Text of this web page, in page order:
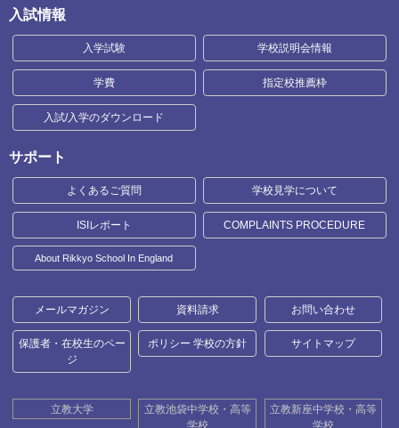
入試情報
入学試験 学校説明会情報
学費 指定校推薦枠
入試/入学のダウンロード
サポート
よくあるご質問 学校見学について
ISIレポート COMPLAINTS PROCEDURE
About Rikkyo School In England
メールマガジン 資料請求 お問い合わせ
保護者・在校生のペー
ジ
ポリシー 学校の方針 サイトマップ
立教大学
立教池袋中学校・高等
学校
立教新座中学校・高等
学校